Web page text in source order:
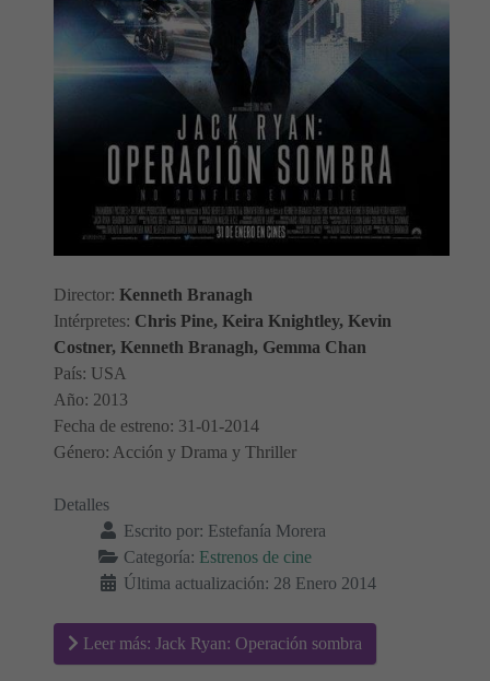
Director: Kenneth Branagh
Intérpretes: Chris Pine, Keira Knightley, Kevin
Costner, Kenneth Branagh, Gemma Chan
País: USA
Año: 2013
Fecha de estreno: 31-01-2014
Género: Acción y Drama y Thriller
Detalles
Escrito por: Estefanía Morera
Categoría: Estrenos de cine
Última actualización: 28 Enero 2014
Leer más: Jack Ryan: Operación sombra